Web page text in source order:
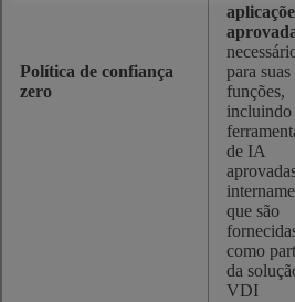
Política de confiança
zero
para suas
funções,
incluindo
de IA
que são
como
da
VDI